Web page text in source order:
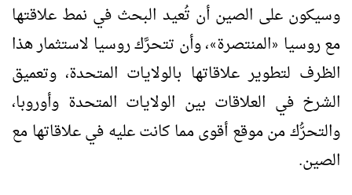
وسيكون على الصين أن تُعيد البحث في نمط علاقتها
مع روسيا «المنتصرة»، وأن تتحرَّك روسيا لاستثمار هذا
الظرف لتطوير علاقاتها بالولايات المتحدة، وتعميق
الشرخ في العلاقات بين الولايات المتحدة وأوروبا،
والتحرُّك من موقع أقوى مما كانت عليه في علاقاتها مع
الصين.